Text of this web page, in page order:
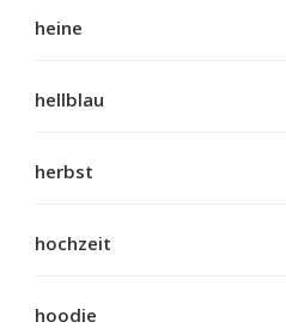
heine
hellblau
herbst
hochzeit
hoodie